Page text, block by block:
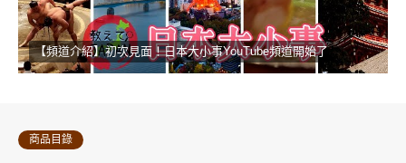
【頻道介紹】初次見面！日本大小事YouTube頻道開始了
商品目錄